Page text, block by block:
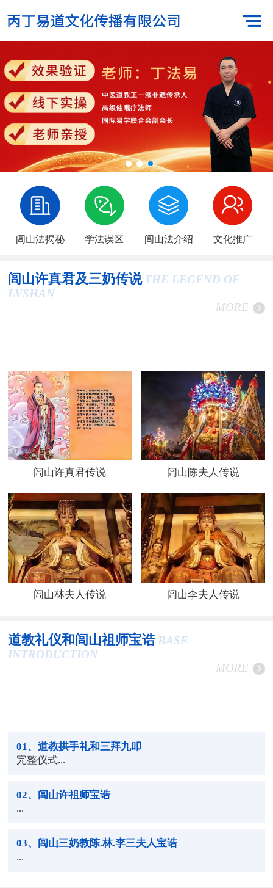
闾山法揭秘 学法误区 闾山法介绍 文化推广
闾山许真君及三奶传说 THE LEGEND OF
LVSHAN
MORE
闾山许真君传说 闾山陈夫人传说
闾山林夫人传说 闾山李夫人传说
道教礼仪和闾山祖师宝诰 BASE
INTRODUCTION
MORE
01 、道教拱手礼和三拜九叩
完整仪式...
02、闾山许祖师宝诰
...
03、闾山三奶教陈.林.李三夫人宝诰
...